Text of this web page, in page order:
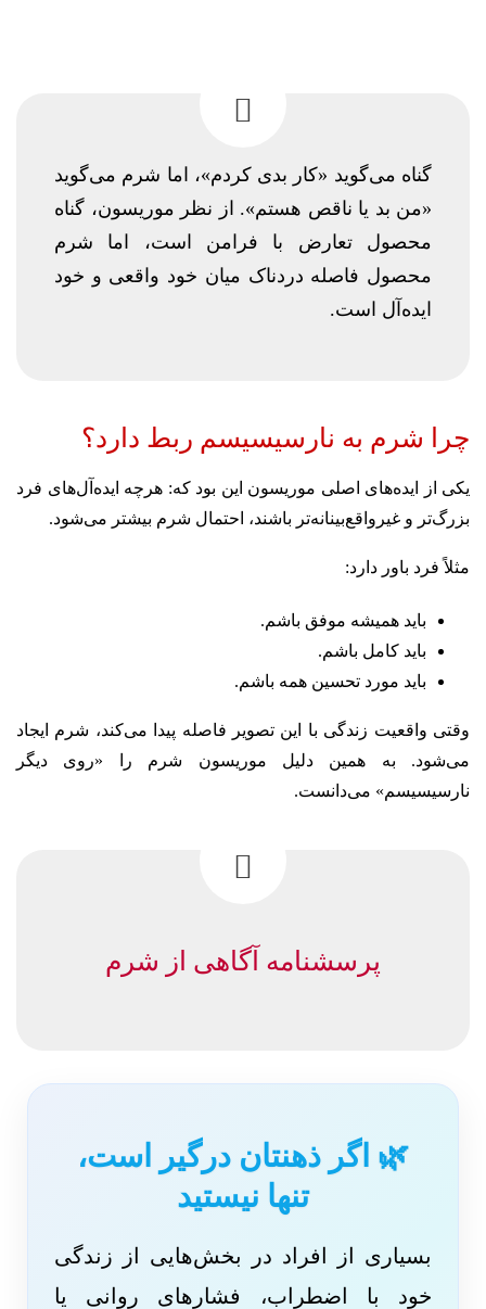
گناه می‌گوید «کار بدی کردم»، اما شرم می‌گوید
«من بد یا ناقص هستم». از نظر موریسون، گناه
محصول تعارض با فرامن است، اما شرم
محصول فاصله دردناک میان خود واقعی و خود
ایده‌آل است.
چرا شرم به نارسیسیسم ربط دارد؟
یکی از ایده‌های اصلی موریسون این بود که: هرچه ایده‌آل‌های فرد
بزرگ‌تر و غیرواقع‌بینانه‌تر باشند، احتمال شرم بیشتر می‌شود.
مثلاً فرد باور دارد:
باید همیشه موفق باشم.
باید کامل باشم.
باید مورد تحسین همه باشم.
وقتی واقعیت زندگی با این تصویر فاصله پیدا می‌کند، شرم ایجاد
می‌شود. به همین دلیل موریسون شرم را «روی دیگر
نارسیسیسم» می‌دانست.
پرسشنامه آگاهی از شرم
🌿 اگر ذهنتان درگیر است،
تنها نیستید
بسیاری از افراد در بخش‌هایی از زندگی
خود با اضطراب، فشارهای روانی یا